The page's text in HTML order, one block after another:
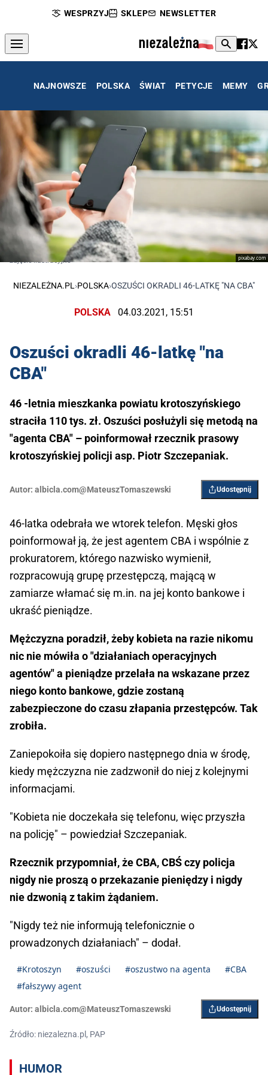
WESPRZYJ SKLEP NEWSLETTER
NAJNOWSZE POLSKA ŚWIAT PETYCJE MEMY
pixabay.com
zdjęcie ilustracyjne
NIEZALEŻNA.PL ›POLSKA›OSZUŚCI OKRADLI 46-LATKĘ "NA CBA"
POLSKA 04.03.2021, 15:51
Oszuści okradli 46-latkę "na
CBA"
46 -letnia mieszkanka powiatu krotoszyńskiego
straciła 110 tys. zł. Oszuści posłużyli się metodą na
"agenta CBA" – poinformował rzecznik prasowy
krotoszyńskiej policji asp. Piotr Szczepaniak.
Autor: albicla.com@MateuszTomaszewski Udostępnij
46-latka odebrała we wtorek telefon. Męski głos
poinformował ją, że jest agentem CBA i wspólnie z
prokuratorem, którego nazwisko wymienił,
rozpracowują grupę przestępczą, mającą w
zamiarze włamać się m.in. na jej konto bankowe i
ukraść pieniądze.
Mężczyzna poradził, żeby kobieta na razie nikomu
nic nie mówiła o "działaniach operacyjnych
agentów" a pieniądze przelała na wskazane przez
niego konto bankowe, gdzie zostaną
zabezpieczone do czasu złapania przestępców. Tak
zrobiła.
Zaniepokoiła się dopiero następnego dnia w środę,
kiedy mężczyzna nie zadzwonił do niej z kolejnymi
informacjami.
"Kobieta nie doczekała się telefonu, więc przyszła
na policję" – powiedział Szczepaniak.
Rzecznik przypomniał, że CBA, CBŚ czy policja
nigdy nie proszą o przekazanie pieniędzy i nigdy
nie dzwonią z takim żądaniem.
"Nigdy też nie informują telefonicznie o
prowadzonych działaniach" – dodał.
#Krotoszyn #oszuści #oszustwo na agenta
#CBA
#fałszywy agent
Autor: albicla.com@MateuszTomaszewski Udostępnij
Źródło: niezalezna.pl, PAP
HUMOR